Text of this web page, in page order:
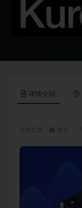
详情介绍